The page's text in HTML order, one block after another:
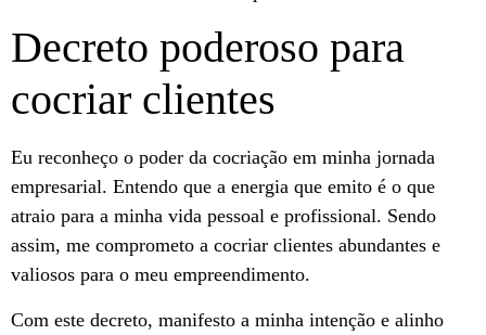
Decreto poderoso para
cocriar clientes
Eu reconheço o poder da cocriação em minha jornada
empresarial. Entendo que a energia que emito é o que
atraio para a minha vida pessoal e profissional. Sendo
assim, me comprometo a cocriar clientes abundantes e
valiosos para o meu empreendimento.
Com este decreto, manifesto a minha intenção e alinho